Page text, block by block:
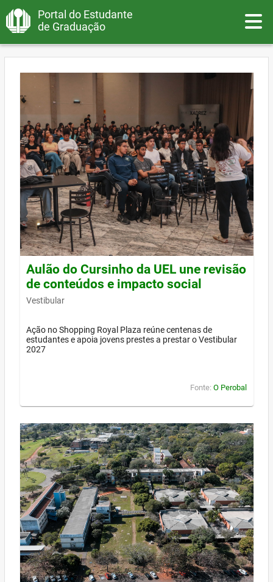
Portal do Estudante
de Graduação
Aulão do Cursinho da UEL une revisão
de conteúdos e impacto social
Vestibular
Ação no Shopping Royal Plaza reúne centenas de
estudantes e apoia jovens prestes a prestar o Vestibular
2027
Fonte: O Perobal